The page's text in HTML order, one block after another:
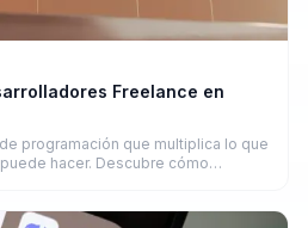
Freelance en
programación que multiplica lo que
hacer. Descubre cómo